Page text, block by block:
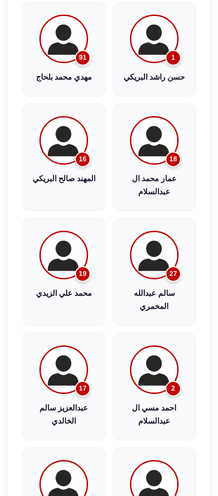
1
حسن راشد البريكي
91
مهدي محمد بلحاج
18
عمار محمد ال
عبدالسلام
16
المهند صالح البريكي
27
سالم عبدالله
المخمري
19
محمد علي الزيدي
2
احمد مسي ال
عبدالسلام
17
عبدالعزيز سالم
الخالدي